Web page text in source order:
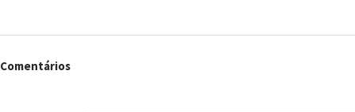
Comentários